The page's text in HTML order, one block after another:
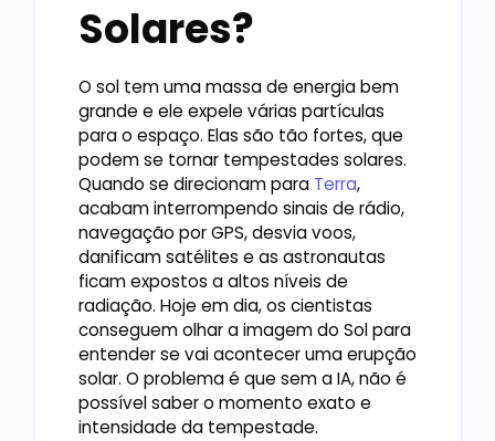
Solares?
O sol tem uma massa de energia bem
grande e ele expele várias partículas
para o espaço. Elas são tão fortes, que
podem se tornar tempestades solares.
Quando se direcionam para Terra,
acabam interrompendo sinais de rádio,
navegação por GPS, desvia voos,
danificam satélites e as astronautas
ficam expostos a altos níveis de
radiação. Hoje em dia, os cientistas
conseguem olhar a imagem do Sol para
entender se vai acontecer uma erupção
solar. O problema é que sem a IA, não é
possível saber o momento exato e
intensidade da tempestade.